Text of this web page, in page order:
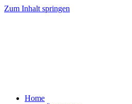
Zum Inhalt springen
Home